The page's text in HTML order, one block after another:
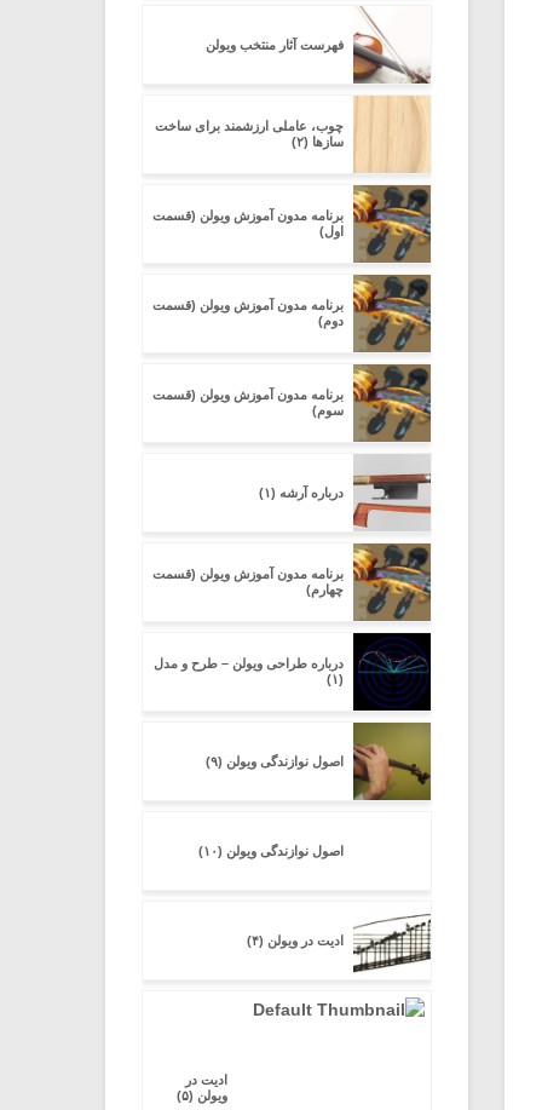
فهرست آثار منتخب ویولن
چوب، عاملی ارزشمند برای ساخت
سازها (۲)
برنامه مدون آموزش ویولن (قسمت
اول)
برنامه مدون آموزش ویولن (قسمت
دوم)
برنامه مدون آموزش ویولن (قسمت
سوم)
درباره آرشه (۱)
برنامه مدون آموزش ویولن (قسمت
چهارم)
درباره طراحی ویولن – طرح و مدل
(۱)
اصول نوازندگی ویولن (۹)
اصول نوازندگی ویولن (۱۰)
ادیت در ویولن (۴)
ادیت در
ویولن (۵)